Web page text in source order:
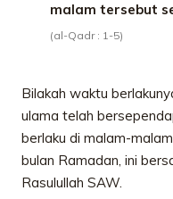
malam tersebut
(al-Qadr : 1-5)
Bilakah waktu
ulama telah
berlaku di malam-
bulan Ramadan, ini
Rasulullah SAW.